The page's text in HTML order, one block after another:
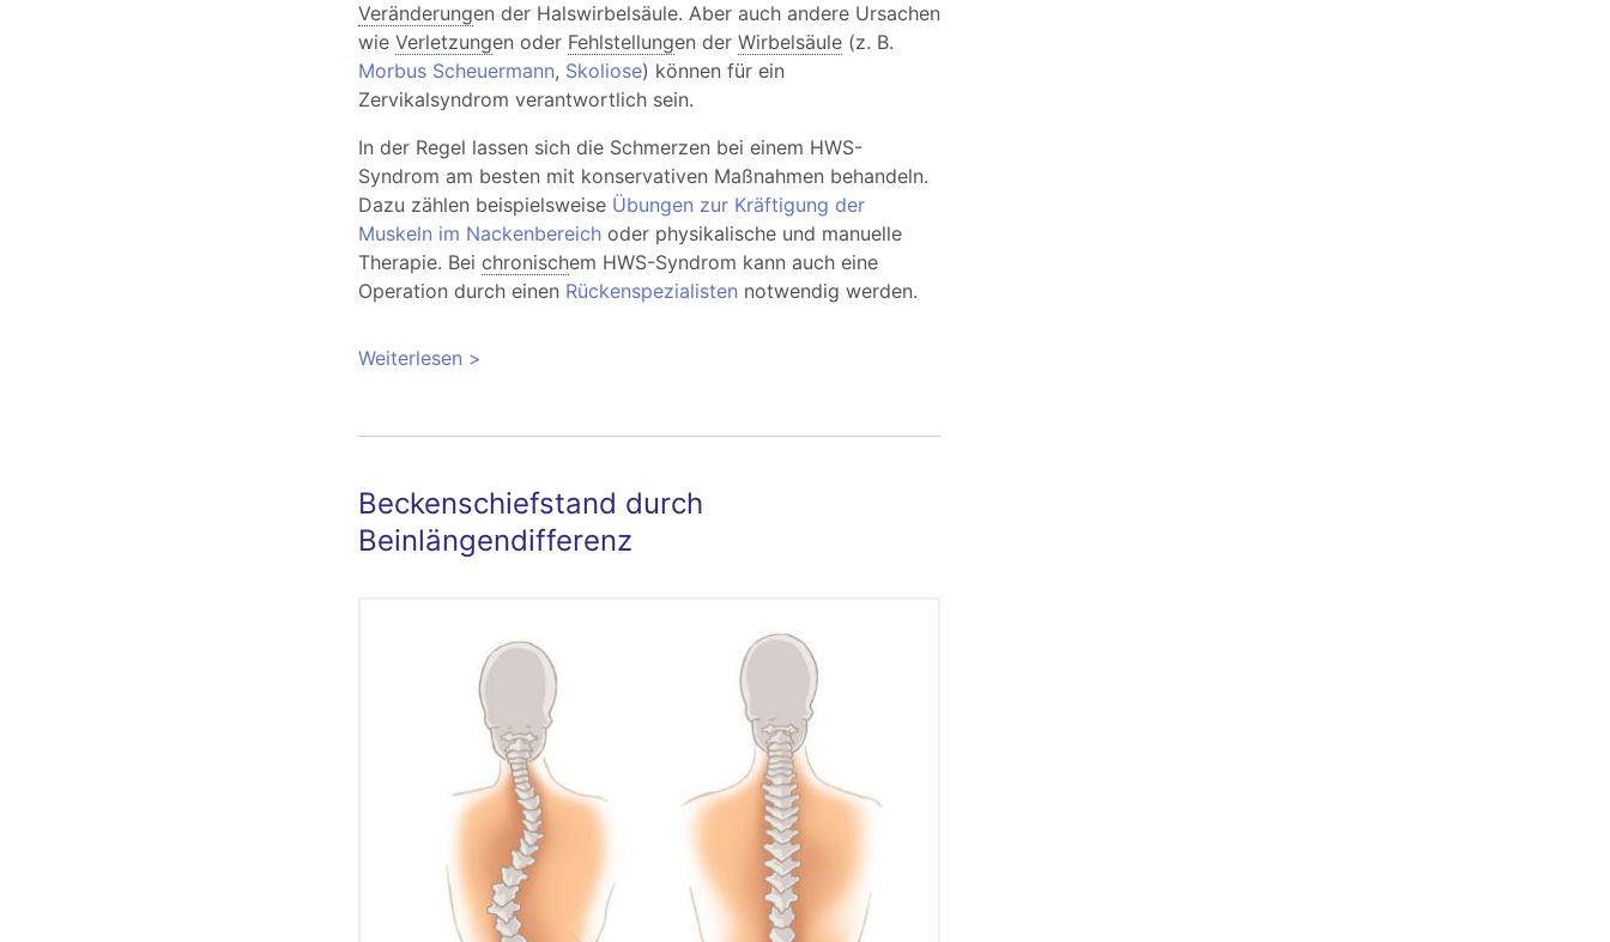
Veränderungen der Halswirbelsäule. Aber auch andere Ursachen
wie Verletzungen oder Fehlstellungen der Wirbelsäule(z. B.
Morbus Scheuermann, Skoliose) können für ein
Zervikalsyndrom verantwortlich sein.
In der Regel lassen sich die Schmerzen bei einem HWS-
Syndrom am besten mit konservativen Maßnahmen behandeln.
Dazu zählen beispielsweise Übungen zur Kräftigung der
Muskeln im Nackenbereichoder physikalische und manuelle
Therapie. Bei chronischem HWS-Syndrom kann auch eine
Operation durch einen Rückenspezialisten notwendig werden.
Weiterlesen über HWS-Syndrom: Schmerzen in der Halswirbelsäule
Beckenschiefstand durch
Beinlängendifferenz